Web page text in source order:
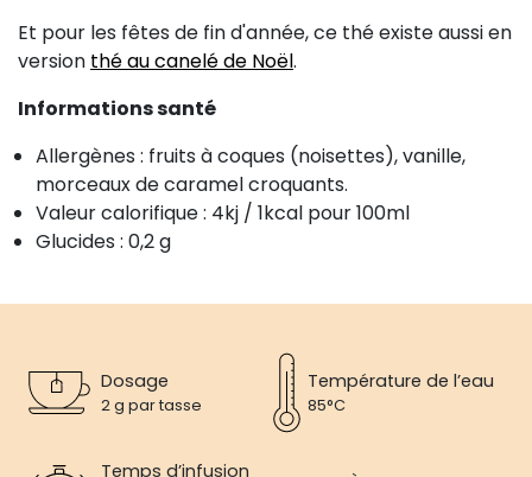
Et pour les fêtes de fin d'année, ce thé existe aussi en
version thé au canelé de Noël.
Informations santé
Allergènes : fruits à coques (noisettes), vanille,
morceaux de caramel croquants.
Valeur calorifique : 4kj / 1kcal pour 100ml
Glucides : 0,2 g
Dosage
2 g par tasse
Température de l’eau
85°C
Temps d’infusion